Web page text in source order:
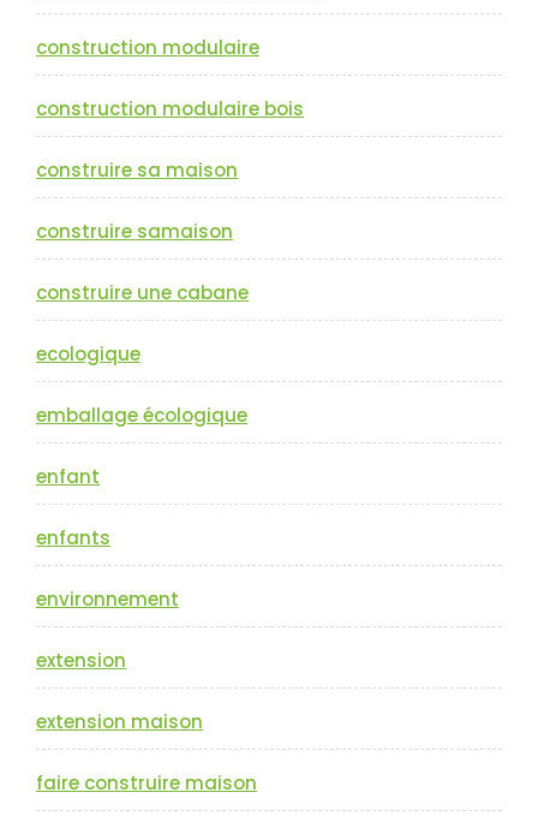
construction modulaire
construction modulaire bois
construire sa maison
construire samaison
construire une cabane
ecologique
emballage écologique
enfant
enfants
environnement
extension
extension maison
faire construire maison